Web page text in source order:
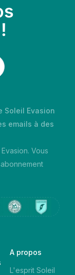
Soleil Evasion
emails à des
Vous
A propos
L'esprit Soleil